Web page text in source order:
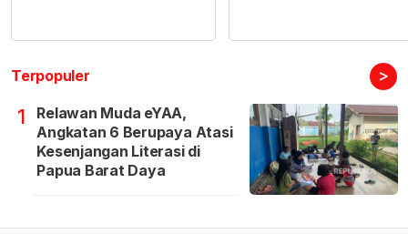
Terpopuler >
1
Relawan Muda eYAA,
Angkatan 6 Berupaya Atasi
Kesenjangan Literasi di
Papua Barat Daya